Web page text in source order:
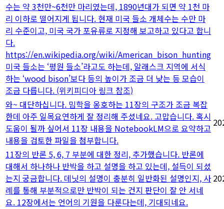
수는 약 3천만~6천만 마리였는데, 1890년대가 되면 약 1천 마
리 이하로 떨어지게 됩니다. 현재 미국 들소 개체수는 수만 마
리 수준이고, 미국 국가 포유류로 지정해 보고하고 있다고 합니
다.
https://en.wikipedia.org/wiki/American_bison_hunting
미국 들소는 ‘평원 들소’라고도 하는데, 알래스크 지역에 서식
하는 ‘wood bison’보다 등의 높이가 조금 더 낮는 등 모습이
조금 다릅니다. (위키피디아 링크 참조)
와~ 대단하십니다. 밈학을 옹호하는 11장의 구조가 조금 복잡
한데 아주 일목요연하게 잘 정리해 주셨네요. 고맙습니다. 혹시
도움이 될까 싶어서 11장 내용을 NotebookLM으로 요약하고
내용을 검토한 파일을 첨부합니다.
11장의 반론 5, 6, 7 부분에 대한 정리, 추가했습니다. 반론에
대해서 하나하나 반박을 하고 설명을 하고 있는데, 설득이 되셨
는지 궁금합니다. 데닛의 설명이 충분히 일반화된 설명인지, 사
례를 통해 부분적으로만 반박이 되는 건지 판단이 잘 안 서네
요. 12장에서는 언어의 기원을 다룬다는데, 기대되네요.